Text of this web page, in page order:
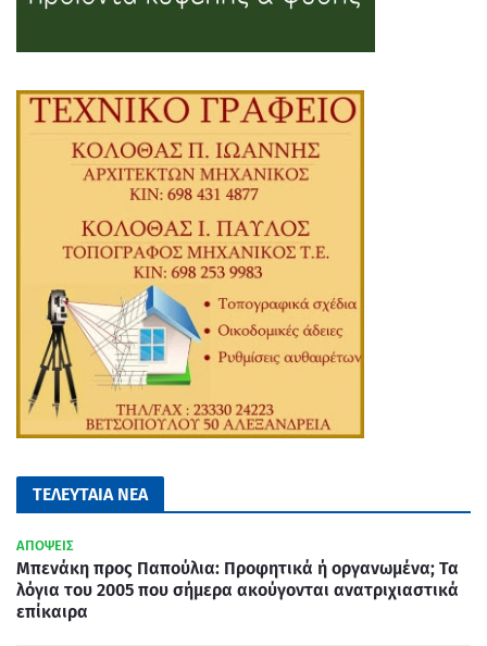
ΤΕΛΕΥΤΑΙΑ ΝΕΑ
ΑΠΟΨΕΙΣ
Μπενάκη προς Παπούλια: Προφητικά ή οργανωμένα; Τα
λόγια του 2005 που σήμερα ακούγονται ανατριχιαστικά
επίκαιρα